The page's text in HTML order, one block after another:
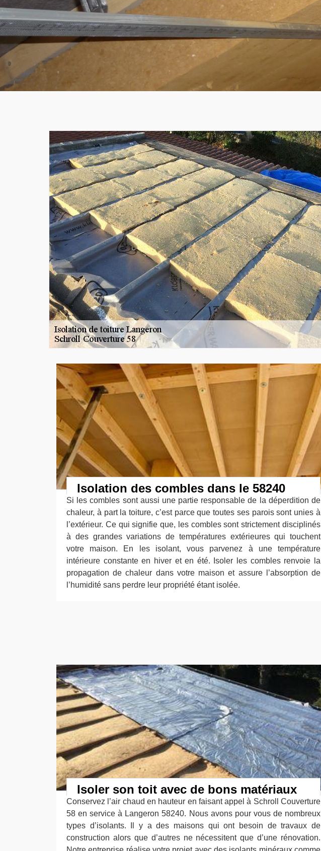
Isolation des combles dans le 58240
Si les combles sont aussi une partie responsable de la déperdition de
chaleur, à part la toiture, c’est parce que toutes ses parois sont unies à
l’extérieur. Ce qui signifie que, les combles sont strictement disciplinés
à des grandes variations de températures extérieures qui touchent
votre maison. En les isolant, vous parvenez à une température
intérieure constante en hiver et en été. Isoler les combles renvoie la
propagation de chaleur dans votre maison et assure l’absorption de
l’humidité sans perdre leur propriété étant isolée.
Isoler son toit avec de bons matériaux
Conservez l’air chaud en hauteur en faisant appel à Schroll Couverture
58 en service à Langeron 58240. Nous avons pour vous de nombreux
types d’isolants. Il y a des maisons qui ont besoin de travaux de
construction alors que d’autres ne nécessitent que d’une rénovation.